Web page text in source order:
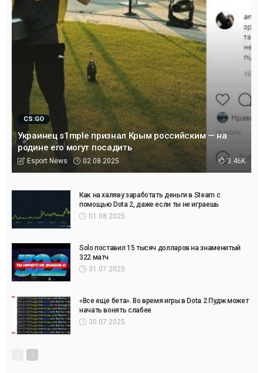
CS:GO
Украинец s1mple признал Крым российским — на
родине его могут посадить
Esport News 02.08.2025 3.46K
Как на халяву заработать деньги в Steam с
помощью Dota 2, даже если ты не играешь
01.08.2025
Solo поставил 15 тысяч долларов на знаменитый
322 матч
31.07.2025
«Все еще бета». Во время игры в Dota 2 Пудж может
начать вонять слабее
30.07.2025